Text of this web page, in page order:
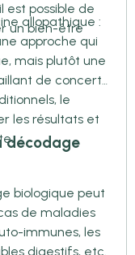
est possible de
un bien-être
allopathique :
approche qui
mais plutôt une
de concert
le
les résultats et
décodage
biologique peut
de maladies
immunes, les
digestifs, etc.